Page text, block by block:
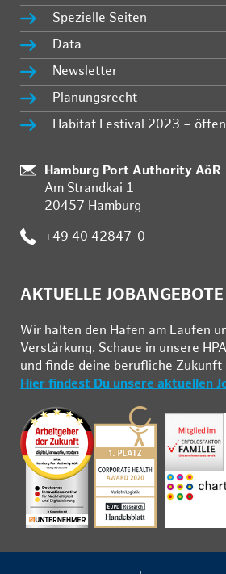
Spezielle Seiten
Data
Newsletter
Planungsrecht
Habitat Festival 2023 –
:
Hamburg Port Authority AöR
Am Strandkai 1
20457 Hamburg
: +49 40 42847-0
AKTUELLE JOBANGEBOTE
Wir hal­ten den Ha­fen am Lau­fen
Ver­stär­kung. Schau­e in un­se­re
und fin­de deine be­ruf­li­che Zu­kunft
Hier findest Du unsere aktuellen